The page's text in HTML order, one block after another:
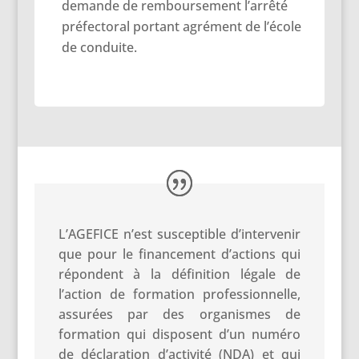
demande de remboursement l’arrêté
préfectoral portant agrément de l’école
de conduite.
L’AGEFICE n’est susceptible d’intervenir
que pour le financement d’actions qui
répondent à la définition légale de
l’action de formation professionnelle,
assurées par des organismes de
formation qui disposent d’un numéro
de déclaration d’activité (NDA) et qui